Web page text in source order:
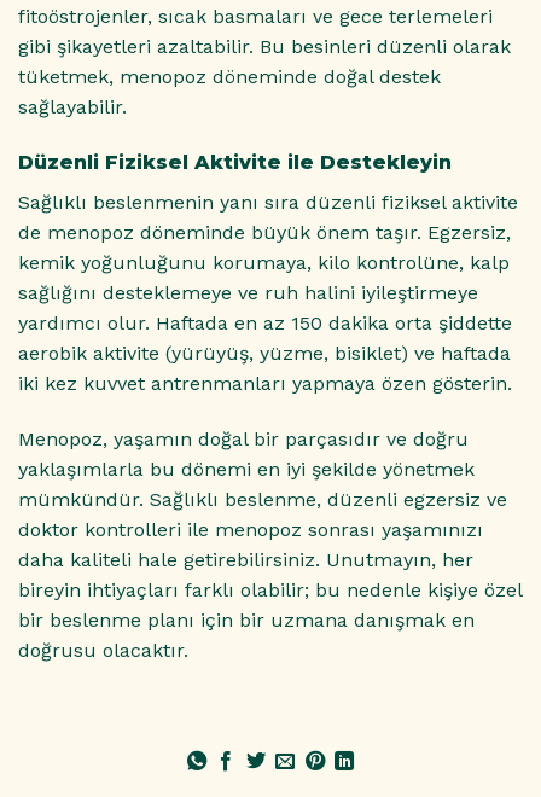
fitoöstrojenler, sıcak basmaları ve gece terlemeleri
gibi şikayetleri azaltabilir. Bu besinleri düzenli olarak
tüketmek, menopoz döneminde doğal destek
sağlayabilir.
Düzenli Fiziksel Aktivite ile Destekleyin
Sağlıklı beslenmenin yanı sıra düzenli fiziksel aktivite
de menopoz döneminde büyük önem taşır. Egzersiz,
kemik yoğunluğunu korumaya, kilo kontrolüne, kalp
sağlığını desteklemeye ve ruh halini iyileştirmeye
yardımcı olur. Haftada en az 150 dakika orta şiddette
aerobik aktivite (yürüyüş, yüzme, bisiklet) ve haftada
iki kez kuvvet antrenmanları yapmaya özen gösterin.
Menopoz, yaşamın doğal bir parçasıdır ve doğru
yaklaşımlarla bu dönemi en iyi şekilde yönetmek
mümkündür. Sağlıklı beslenme, düzenli egzersiz ve
doktor kontrolleri ile menopoz sonrası yaşamınızı
daha kaliteli hale getirebilirsiniz. Unutmayın, her
bireyin ihtiyaçları farklı olabilir; bu nedenle kişiye özel
bir beslenme planı için bir uzmana danışmak en
doğrusu olacaktır.